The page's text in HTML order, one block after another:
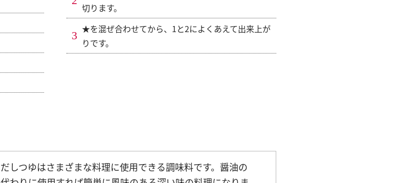
切ります。
★を混ぜ合わせてから、1と2によくあえて出来上が
りです。
だしつゆはさまざまな料理に使用できる調味料です。醤油の